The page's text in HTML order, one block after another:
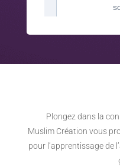
Plongez dans la
Muslim Création vous
pour l’apprentissage de